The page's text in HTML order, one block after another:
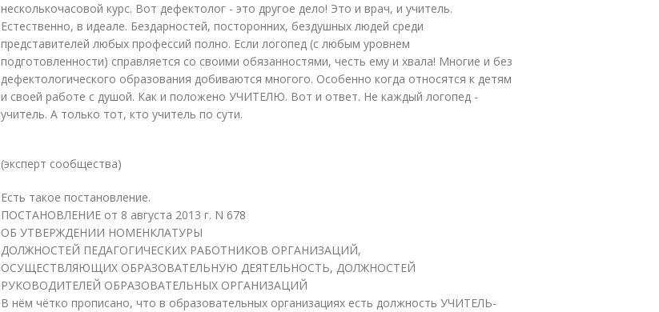
несколькочасовой курс. Вот дефектолог - это другое дело! Это и врач, и учитель.
Естественно, в идеале. Бездарностей, посторонних, бездушных людей среди
представителей любых профессий полно. Если логопед (с любым уровнем
подготовленности) справляется со своими обязанностями, честь ему и хвала! Многие и без
дефектологического образования добиваются многого. Особенно когда относятся к детям
и своей работе с душой. Как и положено УЧИТЕЛЮ. Вот и ответ. Не каждый логопед -
учитель. А только тот, кто учитель по сути.
(эксперт сообщества)
Есть такое постановление.
ПОСТАНОВЛЕНИЕ от 8 августа 2013 г. N 678
ОБ УТВЕРЖДЕНИИ НОМЕНКЛАТУРЫ
ДОЛЖНОСТЕЙ ПЕДАГОГИЧЕСКИХ РАБОТНИКОВ ОРГАНИЗАЦИЙ,
ОСУЩЕСТВЛЯЮЩИХ ОБРАЗОВАТЕЛЬНУЮ ДЕЯТЕЛЬНОСТЬ, ДОЛЖНОСТЕЙ
РУКОВОДИТЕЛЕЙ ОБРАЗОВАТЕЛЬНЫХ ОРГАНИЗАЦИЙ
В нём чётко прописано, что в образовательных организациях есть должность УЧИТЕЛЬ-